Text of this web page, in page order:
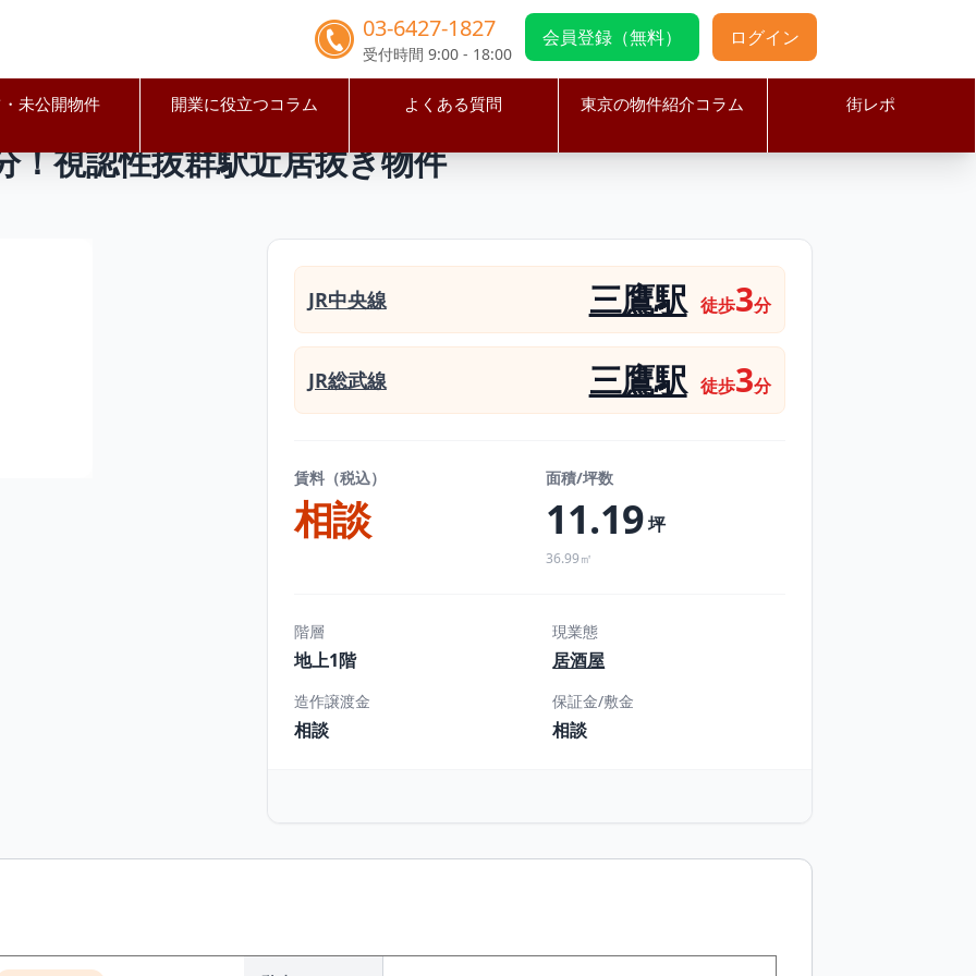
03-6427-1827
受付時間 9:00 - 18:00
会員登録（無料） ログイン
未公開物件 開業に役立つコラム よくある質問 東京の物件紹介コラム 街レポ
三鷹駅 JR中央線三鷹駅徒歩3分！視認性抜群駅近居抜き物件
！視認性抜群駅近居抜き物件
JR中央線 三鷹駅 徒歩3分
JR総武線 三鷹駅 徒歩3分
賃料（税込）
相談
面積/坪数
11.19坪
36.99㎡
階層
地上1階
現業態
居酒屋
造作譲渡金
相談
保証金/敷金
相談